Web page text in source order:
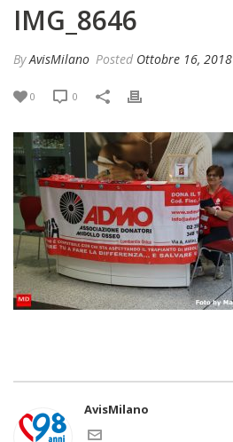
IMG_8646
ByAvisMilano Posted Ottobre 16, 2018
0 0
AvisMilano